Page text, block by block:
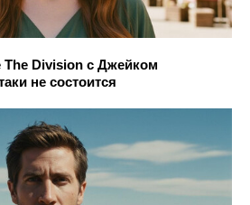
Division с Джейком
не состоится